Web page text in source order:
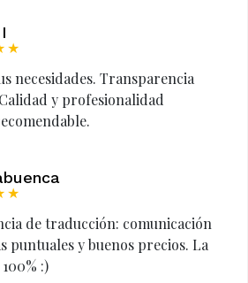
necesidades. Transparencia
y profesionalidad
de traducción: comunicación
puntuales y buenos precios. La
:)